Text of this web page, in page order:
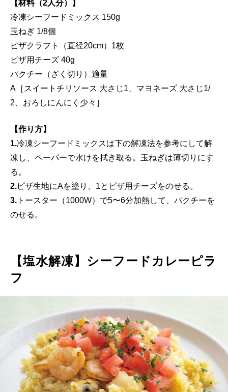
【材料（2人分）】
冷凍シーフードミックス 150g
玉ねぎ 1/8個
ピザクラフト（直径20cm）1枚
ピザ用チーズ 40g
パクチー（ざく切り）適量
A［スイートチリソース 大さじ1、マヨネーズ 大さじ1/
2、おろしにんにく少々］
【作り方】
1.冷凍シーフードミックスは下の解凍法を参考にして解
凍し、ペーパーで水けを拭き取る。玉ねぎは薄切りにす
る。
2.ピザ生地にAを塗り、1とピザ用チーズをのせる。
3. トースター（1000W）で5〜6分加熱して、パクチーを
のせる。
【塩水解凍】シーフードカレーピラ
フ